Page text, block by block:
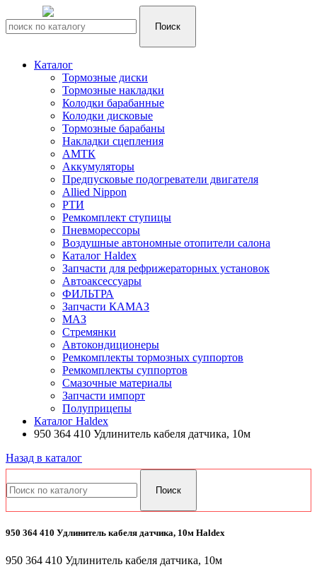
Каталог
Тормозные диски
Тормозные накладки
Колодки барабанные
Колодки дисковые
Тормозные барабаны
Накладки сцепления
АМТК
Аккумуляторы
Предпусковые подогреватели двигателя
Allied Nippon
РТИ
Ремкомплект ступицы
Пневморессоры
Воздушные автономные отопители салона
Каталог Haldex
Запчасти для рефрижераторных установок
Автоаксессуары
ФИЛЬТРА
Запчасти КАМАЗ
МАЗ
Стремянки
Автокондиционеры
Ремкомплекты тормозных суппортов
Ремкомплекты суппортов
Смазочные материалы
Запчасти импорт
Полуприцепы
Каталог Haldex
950 364 410 Удлинитель кабеля датчика, 10м
Назад в каталог
950 364 410 Удлинитель кабеля датчика, 10м Haldex
950 364 410 Удлинитель кабеля датчика, 10м